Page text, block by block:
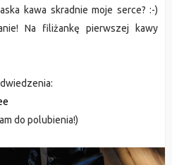
kawa skradnie moje serce? :-)
Na filiżankę pierwszej kawy
do polubienia!)